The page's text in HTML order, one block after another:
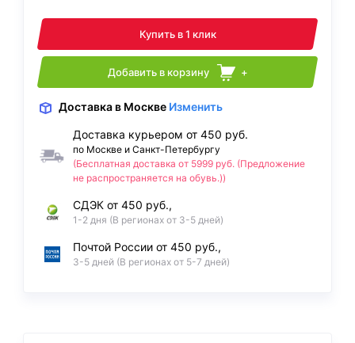
Купить в 1 клик
Добавить в корзину +
Доставка в Москве Изменить
Доставка курьером от 450 руб.
по Москве и Санкт-Петербургу
(Бесплатная доставка от 5999 руб. (Предложение
не распространяется на обувь.))
СДЭК от 450 руб.,
1-2 дня (В регионах от 3-5 дней)
Почтой России от 450 руб.,
3-5 дней (В регионах от 5-7 дней)